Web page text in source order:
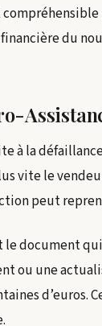
du
à la
vite le
peut
document
ou une
d’euros.